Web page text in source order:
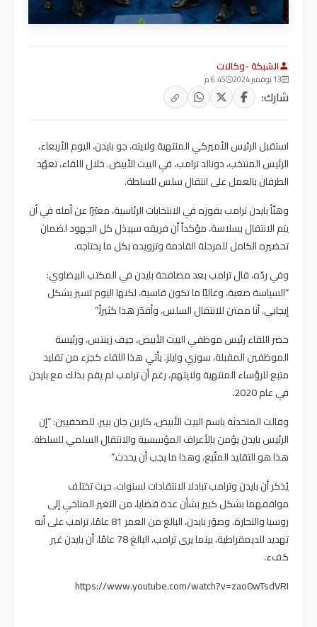
الشبكة -وكالات
13 نوفمبر 2024 6:45 م
شارك:
استقبل الرئيس الأميركي المنتهية ولايته، جو بايدن، اليوم الأربعاء،
الرئيس المنتخب، دونالد ترامب، في البيت الأبيض. خلال اللقاء، تعهّد
الطرفان بالعمل على انتقال سلس للسلطة.
وهنّأ بايدن ترامب بفوزه في الانتخابات الرئاسية، معبّرًا عن أمله في أن
يتم الانتقال بسلاسة، مؤكداً أن فريقه سيبذل كل الجهود لضمان
تحضيره الكامل للمرحلة القادمة وتزويده بكل ما يحتاجه.
وفي ردّه، قال ترامب بعد مصافحة بايدن في المكتب البيضاوي:
“السياسة صعبة، وغالبًا ما تكون قاسية، لكنها اليوم تسير بشكل
إيجابي. أنا ممتن للانتقال السلس، وأقدّر هذا كثيراً.”
حضر اللقاء رئيس موظفي البيت الأبيض، جيف زينتس، ورئيسة
الموظفين المقبلة، سوزي وايلز. يأتي هذا اللقاء كجزء من تقليد
متبع للرؤساء المنتهية ولايتهم، رغم أن ترامب لم يقم بذلك مع بايدن
في عام 2020.
وقالت المتحدثة باسم البيت الأبيض، كارين جان بيير، للصحفيين: “إن
الرئيس بايدن يؤمن بالأعراف المؤسسية والانتقال السلمي للسلطة.
هذا هو التقليد المتّبع، وهذا ما يجب أن يحدث.”
يُذكر أن بايدن وترامب تبادلا الانتقادات لسنوات، حيث تختلف
مواقفهما بشكل كبير بشأن عدة قضايا، من التغير المناخي إلى
روسيا والتجارة. وصوّر بايدن، البالغ من العمر 81 عامًا، ترامب على أنه
تهديد للديمقراطية، بينما يرى ترامب، البالغ 78 عامًا، أن بايدن غير
كفء.
https://www.youtube.com/watch?v=zao0wTsdVRI